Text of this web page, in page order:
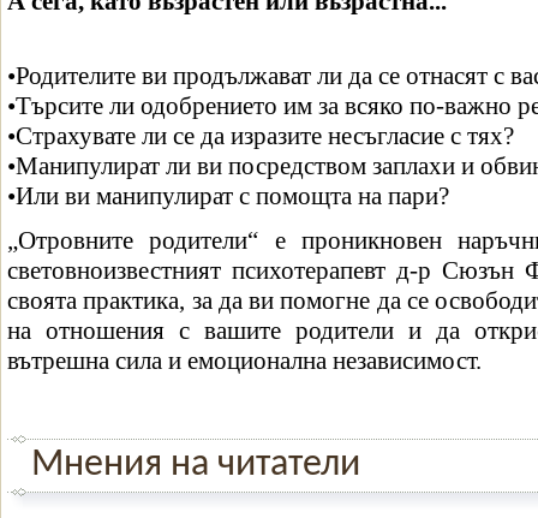
•Родителите ви продължават ли да се отнасят с
•Търсите ли одобрението им за всяко по-важно
•Страхувате ли се да изразите несъгласие с тях?
•Манипулират ли ви посредством заплахи и
•Или ви манипулират с помощта на пари?
„Отровните родители“ е проникновен
световноизвестният психотерапевт д-р Сюзън
своята практика, за да ви помогне да се
на отношения с вашите родители и да
вътрешна сила и емоционална независимост.
Мнения на читатели